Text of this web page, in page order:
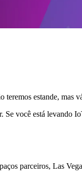
teremos estande, mas
você está
parceiros, Las